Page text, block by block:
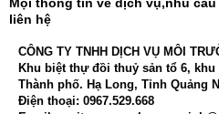
liên hệ
CÔNG TY TNHH DỊCH VỤ MÔI
Khu biệt thự đồi thuỷ sản tổ 6,
Thành phố. Hạ Long, Tỉnh Quảng
Điện thoại: 0967.529.668